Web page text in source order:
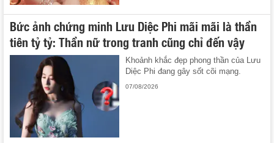
Bức ảnh chứng minh Lưu Diệc Phi mãi mãi là thần
tiên tỷ tỷ: Thần nữ trong tranh cũng chỉ đến vậy
Khoảnh khắc đẹp phong thần của Lưu
Diệc Phi đang gây sốt cõi mạng.
07/08/2026